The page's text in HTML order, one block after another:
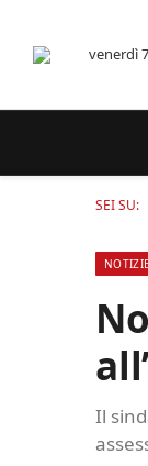
venerdì
SEI SU:
NOTIZIE
Il